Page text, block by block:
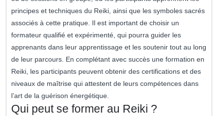
principes et techniques du Reiki, ainsi que les symboles sacrés
associés à cette pratique. Il est important de choisir un
formateur qualifié et expérimenté, qui pourra guider les
apprenants dans leur apprentissage et les soutenir tout au long
de leur parcours. En complétant avec succès une formation en
Reiki, les participants peuvent obtenir des certifications et des
niveaux de maîtrise qui attestent de leurs compétences dans
l’art de la guérison énergétique.
Qui peut se former au Reiki ?